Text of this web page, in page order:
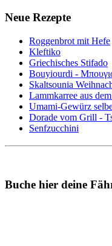
Neue Rezepte
Roggenbrot mit Hefe
Kleftiko
Griechisches Stifado
Bouyiourdi -
Skaltsounia
Lammkarree aus
Umami-Gewürz
Dorade vom Grill -
Senfzucchini
Buche hier deine